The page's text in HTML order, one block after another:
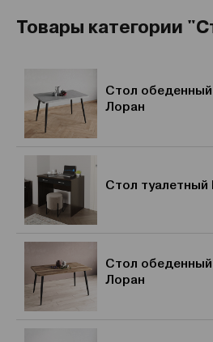
Товары категории
Стол
Лоран
Стол туалетный
Стол
Лоран